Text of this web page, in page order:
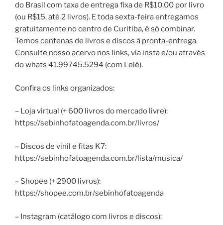
do Brasil com taxa de entrega fixa de R$10,00 por livro
(ou R$15, até 2 livros). E toda sexta-feira entregamos
gratuitamente no centro de Curitiba, é só combinar.
Temos centenas de livros e discos à pronta-entrega.
Consulte nosso acervo nos links, via insta e/ou através
do whats 41.99745.5294 (com Lelê).
Confira os links organizados:
– Loja virtual (+ 600 livros do mercado livre):
https://sebinhofatoagenda.com.br/livros/
– Discos de vinil e fitas K7:
https://sebinhofatoagenda.com.br/lista/musica/
– Shopee (+ 2900 livros):
https://shopee.com.br/sebinhofatoagenda
– Instagram (catálogo com livros e discos):